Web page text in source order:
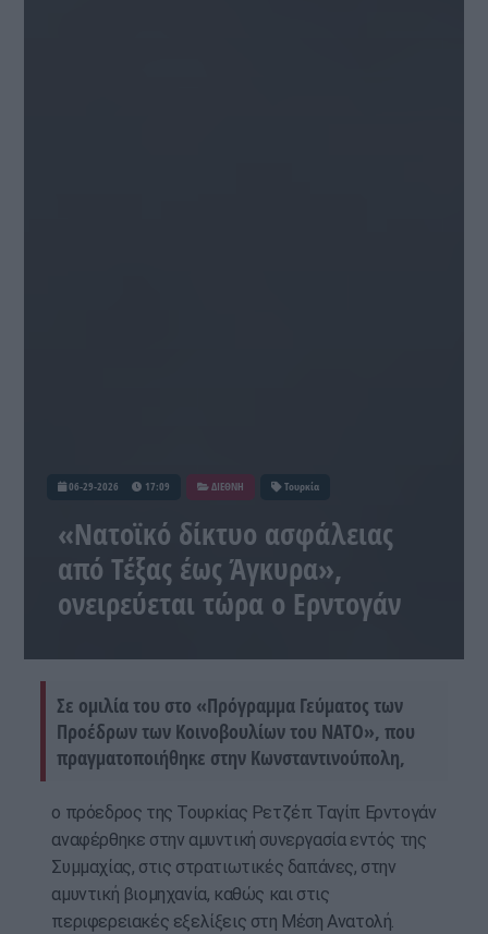
06-29-2026 17:09 ΔΙΕΘΝΗ Τουρκία
«Νατοϊκό δίκτυο ασφάλειας
από Τέξας έως Άγκυρα»,
ονειρεύεται τώρα ο Ερντογάν
Σε ομιλία του στο «Πρόγραμμα Γεύματος των
Προέδρων των Κοινοβουλίων του ΝΑΤΟ», που
πραγματοποιήθηκε στην Κωνσταντινούπολη,
ο πρόεδρος της Τουρκίας Ρετζέπ Ταγίπ Ερντογάν
αναφέρθηκε στην αμυντική συνεργασία εντός της
Συμμαχίας, στις στρατιωτικές δαπάνες, στην
αμυντική βιομηχανία, καθώς και στις
περιφερειακές εξελίξεις στη Μέση Ανατολή.